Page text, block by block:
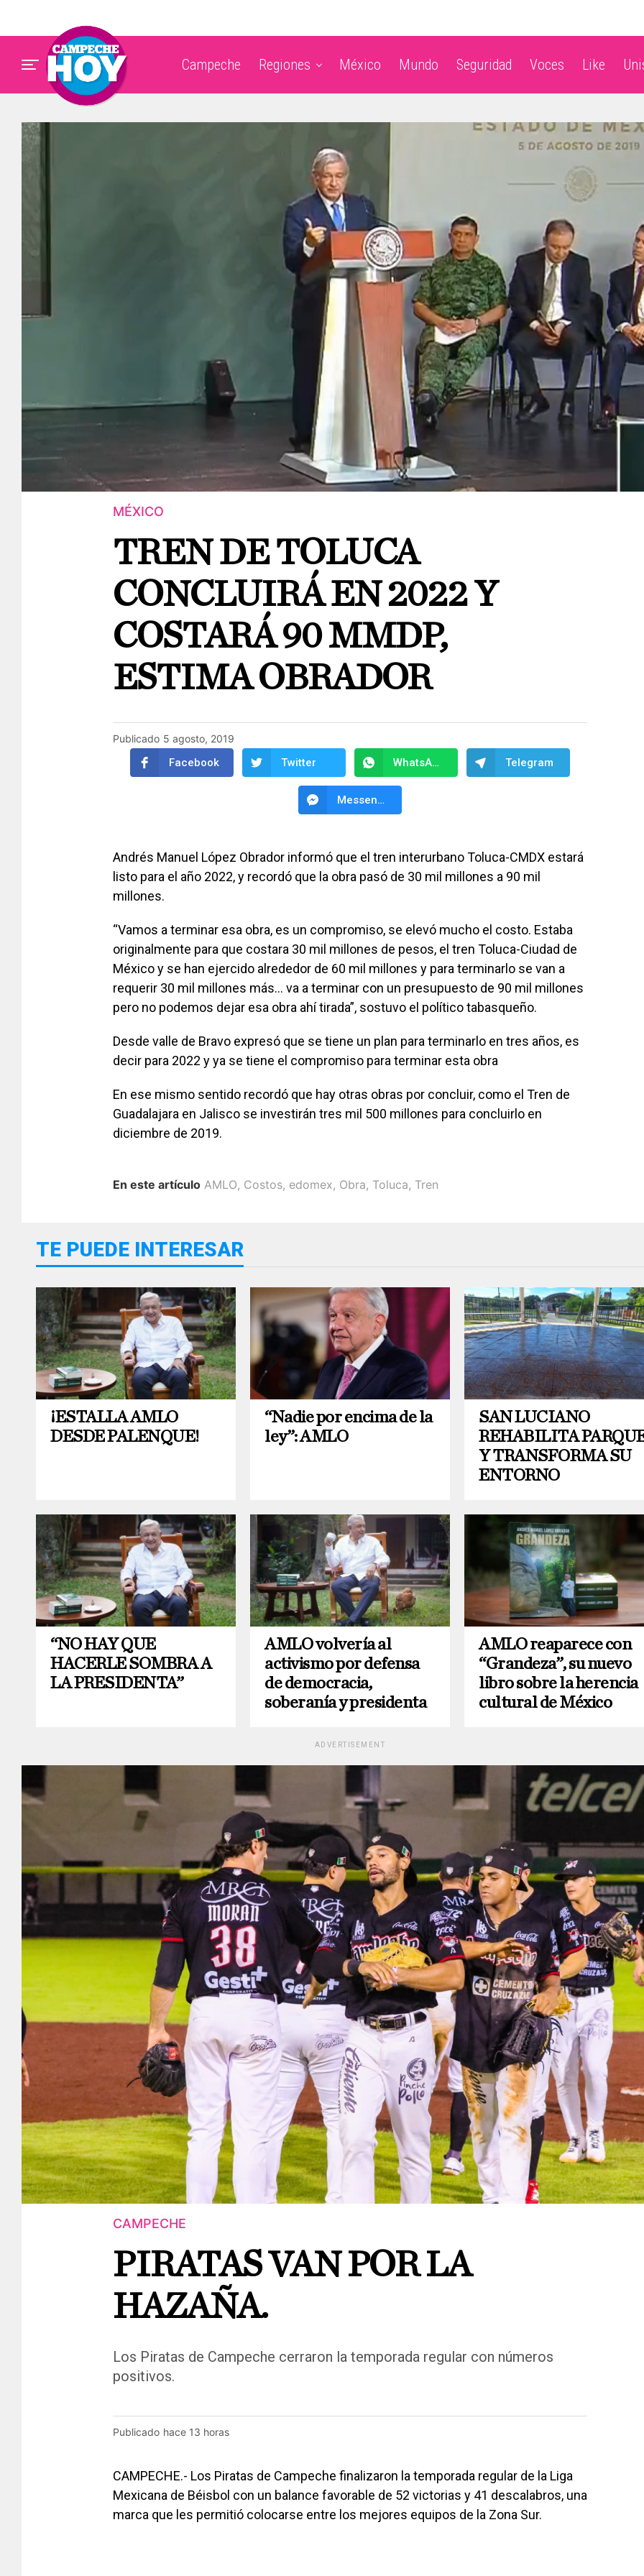
Campeche Regiones México Mundo Seguridad Voces Like
MÉXICO
TREN DE TOLUCA
CONCLUIRÁ EN 2022 Y
COSTARÁ 90 MMDP,
ESTIMA OBRADOR
Publicado 5 agosto, 2019
Facebook Twitter WhatsApp Telegram
Messenger
Andrés Manuel López Obrador informó que el tren interurbano Toluca-CMDX estará
listo para el año 2022, y recordó que la obra pasó de 30 mil millones a 90 mil
millones.
“Vamos a terminar esa obra, es un compromiso, se elevó mucho el costo. Estaba
originalmente para que costara 30 mil millones de pesos, el tren Toluca-Ciudad de
México y se han ejercido alrededor de 60 mil millones y para terminarlo se van a
requerir 30 mil millones más… va a terminar con un presupuesto de 90 mil millones
pero no podemos dejar esa obra ahí tirada”, sostuvo el político tabasqueño.
Desde valle de Bravo expresó que se tiene un plan para terminarlo en tres años, es
decir para 2022 y ya se tiene el compromiso para terminar esta obra
En ese mismo sentido recordó que hay otras obras por concluir, como el Tren de
Guadalajara en Jalisco se investirán tres mil 500 millones para concluirlo en
diciembre de 2019.
En este artículo AMLO, Costos, edomex, Obra, Toluca, Tren
TE PUEDE INTERESAR
¡ESTALLA AMLO
DESDE PALENQUE!
“Nadie por encima de la
ley”: AMLO
SAN LUCIANO
REHABILITA
Y TRANSFORMA SU
ENTORNO
“NO HAY QUE
HACERLE SOMBRA A
LA PRESIDENTA”
AMLO volvería al
activismo por defensa
de democracia,
soberanía y presidenta
AMLO reaparece con
“Grandeza”, su nuevo
libro sobre la herencia
cultural de México
ADVERTISEMENT
CAMPECHE
PIRATAS VAN POR LA
HAZAÑA.
Los Piratas de Campeche cerraron la temporada regular con números
positivos.
Publicado hace 13 horas
CAMPECHE.- Los Piratas de Campeche finalizaron la temporada regular de la Liga
Mexicana de Béisbol con un balance favorable de 52 victorias y 41 descalabros, una
marca que les permitió colocarse entre los mejores equipos de la Zona Sur.